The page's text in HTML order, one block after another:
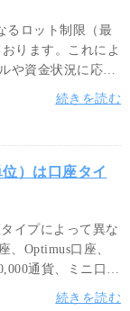
るロット制限（最
ります。これによ
や資金状況に応じ
ク管理しながらよ
能です。
続きを読む
）は口座タイ
イプによって異な
、Optimus口座、
通貨、ミニ口座
貨です。ご自身の
座タイプをご利用
続きを読む